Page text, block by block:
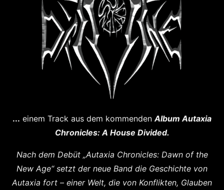
... einem Track aus dem kommenden Album Autaxia
Chronicles: A House Divided.
Nach dem Debüt „Autaxia Chronicles: Dawn of the
New Age“ setzt der neue Band die Geschichte von
Autaxia fort – einer Welt, die von Konflikten, Glauben